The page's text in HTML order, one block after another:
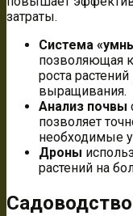
затраты.
Система
позволяющая
роста
выращивания.
Анализ почвы
позволяет
необходимые
Дроны
растений на